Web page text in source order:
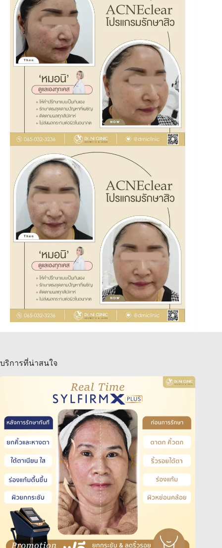
บริการที่น่าสนใจ